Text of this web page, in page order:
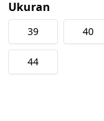
Ukuran
39 40
44